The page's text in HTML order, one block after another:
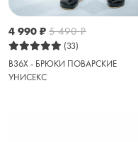
4 990 ₽ 5 490₽
(33)
B36X - БРЮКИ ПОВАРСКИЕ
УНИСЕКС